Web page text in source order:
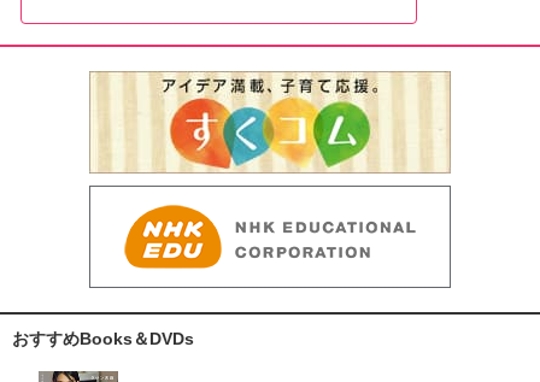
おすすめBooks＆DVDs